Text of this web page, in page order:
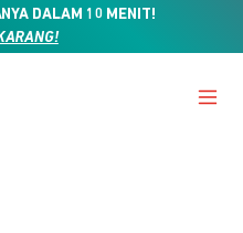
DALAM 10 MENIT!